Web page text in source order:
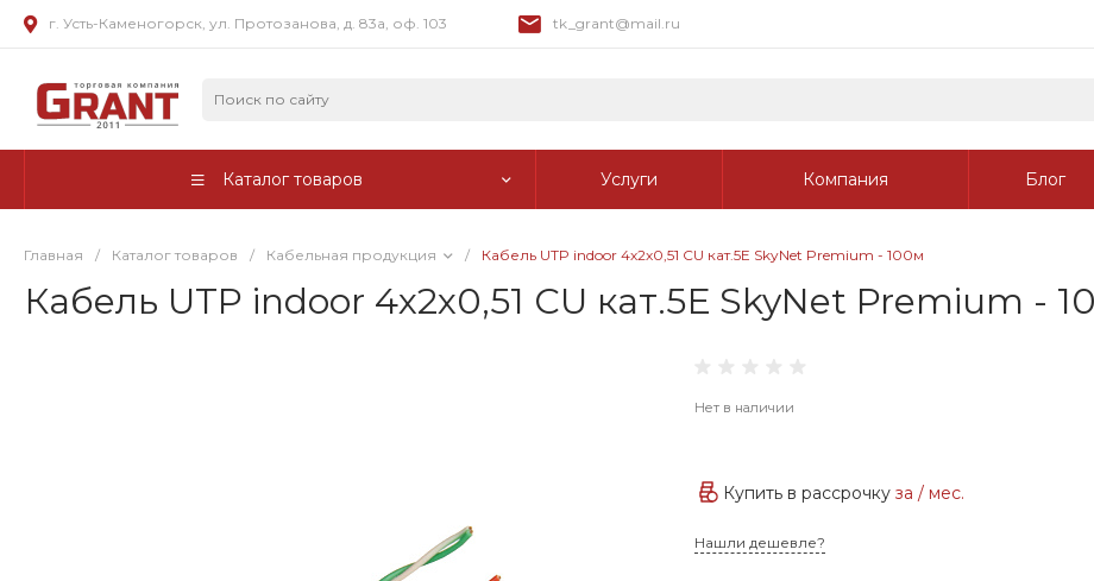
г. Усть-Каменогорск, ул. Протозанова, д. 83а, оф. 103 tk_grant@mail.ru
Каталог товаров Услуги Компания Блог
Главная / Каталог товаров / Кабельная продукция / Кабель UTP indoor 4х2х0,51 CU кат.5Е SkyNet Premium - 100м
Кабель UTP indoor 4х2х0,51 CU кат.5Е SkyNet Premium -
Нет в наличии
Купить в рассрочкуза/ мес.
Нашли дешевле?